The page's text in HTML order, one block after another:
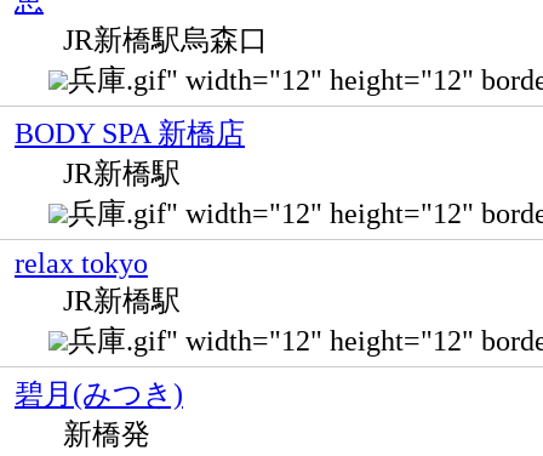
JR新橋駅烏森口
兵庫.gif" width="12" height="12"
BODY SPA 新橋店
JR新橋駅
兵庫.gif" width="12" height="12"
relax tokyo
JR新橋駅
兵庫.gif" width="12" height="12"
碧月(みつき)
新橋発